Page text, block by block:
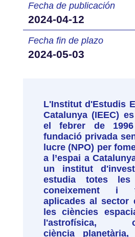
Fecha de publicación
2024-04-12
Fecha fin de plazo
2024-05-03
L'Institut d'Estudis
Catalunya (IEEC)
el febrer de
fundació privada
lucre (NPO) per
a l’espai a
un institut
estudia totes
coneixement i
aplicades al sector
les ciències
l'astrofísica,
ciència planetària,